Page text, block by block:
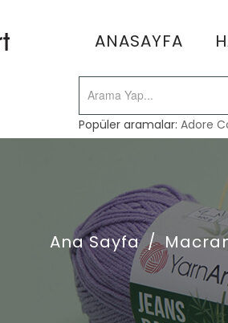
ANASAYFA
Popüler aramalar:Adore
Ana Sayfa /